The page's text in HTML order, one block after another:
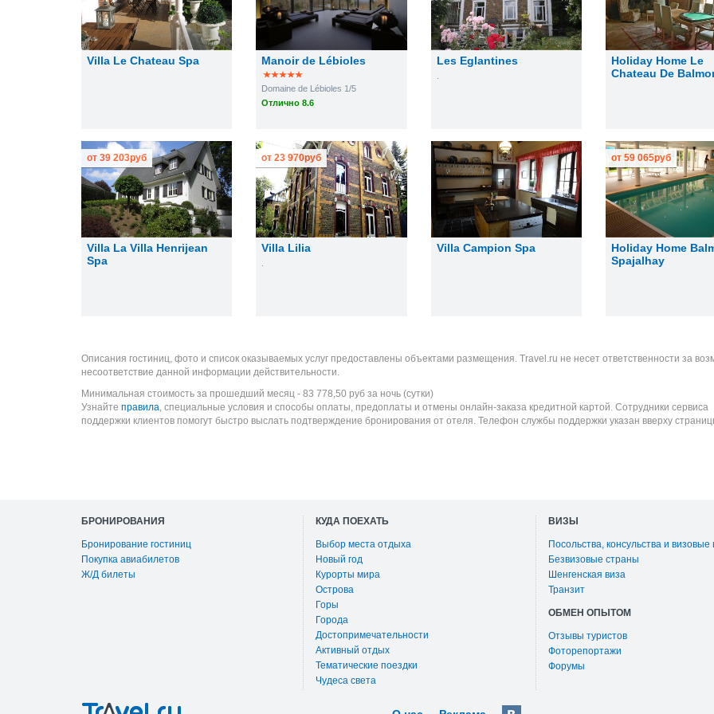
Villa Le Chateau Spa Manoir de Lébioles
Domaine de Lébioles 1/5
Отлично 8.6
Les Eglantines
Holiday Home Le
Chateau De
Villa La Villa Henrijean
Spa
от 39 203руб
Villa Lilia
от23 970руб
Villa Campion Spa
Holiday Home
Spajalhay
от59 065руб
Описания гостиниц, фото и список оказываемых услуг предоставлены объектами размещения. Travel.ru не несет ответственности за
несоответствие данной информации действительности.
Минимальная стоимость за прошедший месяц - 83 778,50 руб за ночь (сутки)
Узнайте правила, специальные условия и способы оплаты, предоплаты и отмены онлайн-заказа кредитной картой. Сотрудники сервиса
поддержки клиентов помогут быстро выслать подтверждение бронирования от отеля. Телефон службы поддержки указан вверху
БРОНИРОВАНИЯ
Бронирование гостиниц
Покупка авиабилетов
Ж/Д билеты
КУДА ПОЕХАТЬ
Выбор места отдыха
Новый год
Курорты мира
Острова
Горы
Города
Достопримечательности
Активный отдых
Тематические поездки
Чудеса света
ВИЗЫ
Посольства, консульства и
Безвизовые страны
Шенгенская виза
Транзит
ОБМЕН ОПЫТОМ
Отзывы туристов
Фоторепортажи
Форумы